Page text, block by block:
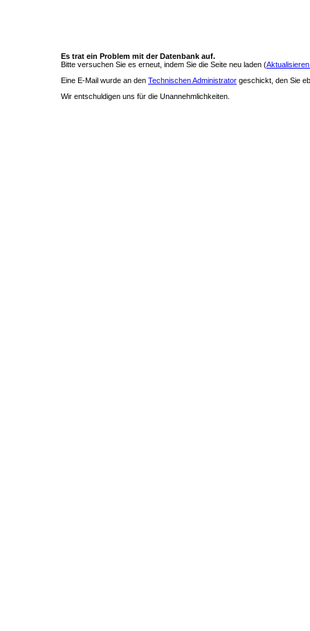
Es trat ein Problem mit der Datenbank auf.
Bitte versuchen Sie es erneut, indem Sie die Seite neu laden (
Eine E-Mail wurde an den Technischen Administrator geschickt, den Sie
Wir entschuldigen uns für die Unannehmlichkeiten.